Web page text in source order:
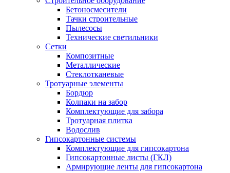
Бетоносмесители
Тачки строительные
Пылесосы
Технические светильники
Сетки
Композитные
Металлические
Стеклотканевые
Тротуарные элементы
Бордюр
Колпаки на забор
Комплектующие для забора
Тротуарная плитка
Водослив
Гипсокартонные системы
Комплектующие для гипсокартона
Гипсокартонные листы (ГКЛ)
Армирующие ленты для гипсокартона